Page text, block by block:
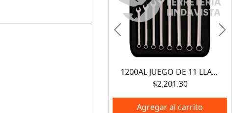
1200AL JUEGO DE 11 LLAVES COMBINADAS EXTRA LARGAS PULIDO ESPEJO ENPULGADAS, 12 PUNTAS URREA
$2,201.30
Agregar al carrito
Anterior